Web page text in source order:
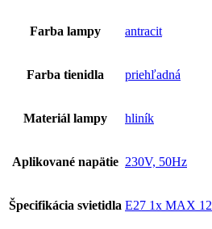
Farba lampy antracit
Farba tienidla priehľadná
Materiál lampy hliník
Aplikované napätie 230V, 50Hz
Špecifikácia svietidla E27 1x MAX 12